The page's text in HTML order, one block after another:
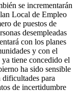
se incrementarán
Local de Empleo
de puestos de
desempleadas
con los planes
y con el
tiene concedido el
ha sido sensible
dificultades para
de incertidumbre